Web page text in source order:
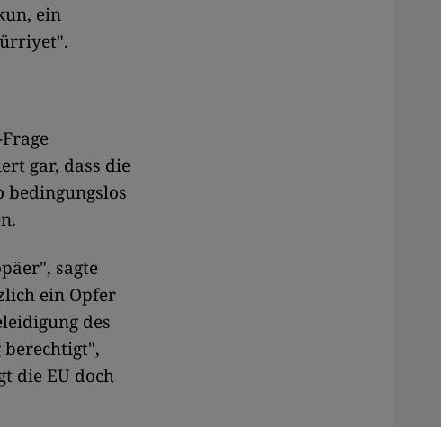
ein
gar, dass die
bedingungslos
sagte
ein Opfer
des
die EU doch